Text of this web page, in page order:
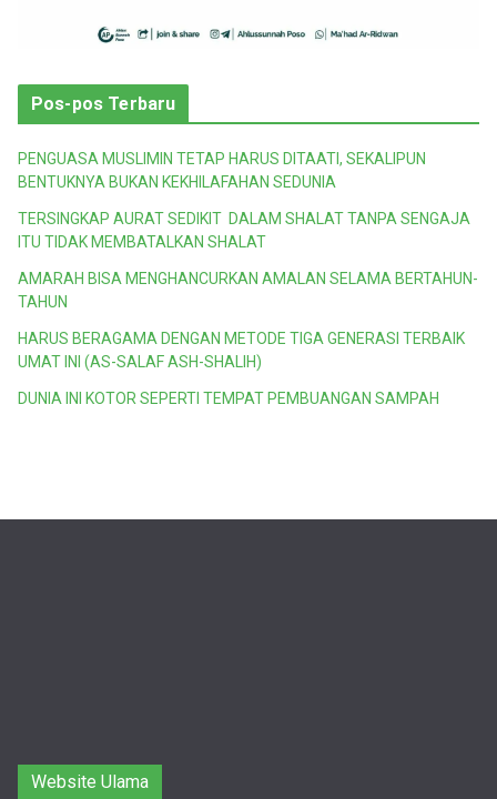
Pos-pos Terbaru
PENGUASA MUSLIMIN TETAP HARUS DITAATI, SEKALIPUN
BENTUKNYA BUKAN KEKHILAFAHAN SEDUNIA
TERSINGKAP AURAT SEDIKIT DALAM SHALAT TANPA SENGAJA
ITU TIDAK MEMBATALKAN SHALAT
AMARAH BISA MENGHANCURKAN AMALAN SELAMA BERTAHUN-
TAHUN
HARUS BERAGAMA DENGAN METODE TIGA GENERASI TERBAIK
UMAT INI (AS-SALAF ASH-SHALIH)
DUNIA INI KOTOR SEPERTI TEMPAT PEMBUANGAN SAMPAH
Website Ulama